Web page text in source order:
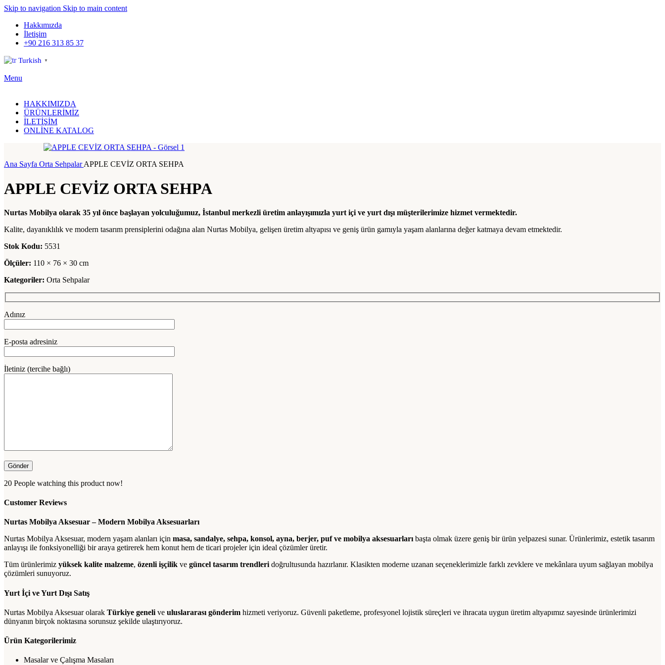
Skip to navigation Skip to main content
Hakkımızda
İletişim
+90 216 313 85 37
Turkish ▼
Menu
HAKKIMIZDA
ÜRÜNLERİMİZ
İLETİŞİM
ONLİNE KATALOG
Ana Sayfa Orta SehpalarAPPLE CEVİZ ORTA SEHPA
APPLE CEVİZ ORTA SEHPA
Nurtas Mobilya olarak 35 yıl önce başlayan yolculuğumuz, İstanbul merkezli üretim anlayışımızla yurt içi ve yurt dışı müşterilerimize hizmet vermektedir.
Kalite, dayanıklılık ve modern tasarım prensiplerini odağına alan Nurtas Mobilya, gelişen üretim altyapısı ve geniş ürün gamıyla yaşam alanlarına değer katmaya devam etmektedir.
Stok Kodu: 5531
Ölçüler: 110 × 76 × 30 cm
Kategoriler: Orta Sehpalar
Adınız
E-posta adresiniz
İletiniz (tercihe bağlı)
20 People watching this product now!
Customer Reviews
Nurtas Mobilya Aksesuar – Modern Mobilya Aksesuarları
Nurtas Mobilya Aksesuar, modern yaşam alanları için masa, sandalye, sehpa, konsol, ayna, berjer, puf ve mobilya aksesuarları başta olmak üzere geniş bir ürün yelpazesi sunar. Ürünlerimiz, estetik tasarım
anlayışı ile fonksiyonelliği bir araya getirerek hem konut hem de ticari projeler için ideal çözümler üretir.
Tüm ürünlerimiz yüksek kalite malzeme, özenli işçilik ve güncel tasarım trendleri doğrultusunda hazırlanır. Klasikten moderne uzanan seçeneklerimizle farklı zevklere ve mekânlara uyum sağlayan mobilya
çözümleri sunuyoruz.
Yurt İçi ve Yurt Dışı Satış
Nurtas Mobilya Aksesuar olarak Türkiye geneli ve uluslararası gönderim hizmeti veriyoruz. Güvenli paketleme, profesyonel lojistik süreçleri ve ihracata uygun üretim altyapımız sayesinde ürünlerimizi
dünyanın birçok noktasına sorunsuz şekilde ulaştırıyoruz.
Ürün Kategorilerimiz
Masalar ve Çalışma Masaları